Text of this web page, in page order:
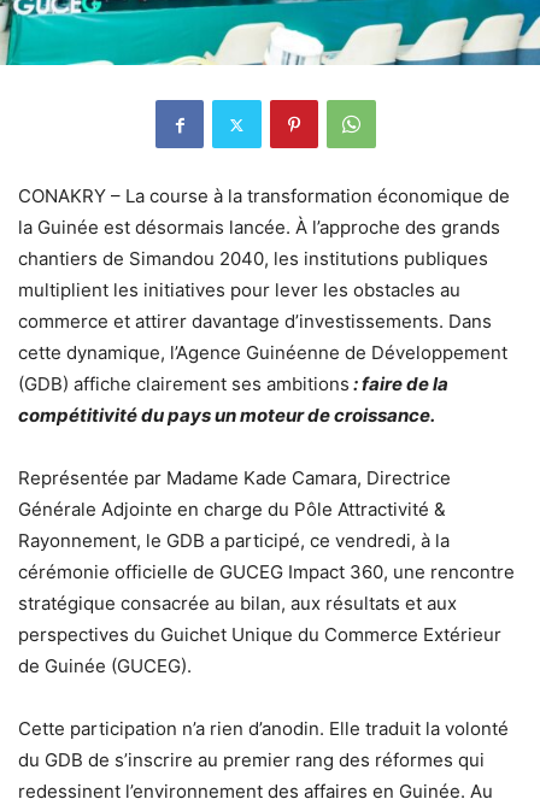
CONAKRY – La course à la transformation économique de
la Guinée est désormais lancée. À l’approche des grands
chantiers de Simandou 2040, les institutions publiques
multiplient les initiatives pour lever les obstacles au
commerce et attirer davantage d’investissements. Dans
cette dynamique, l’Agence Guinéenne de Développement
(GDB) affiche clairement ses ambitions : faire de la
compétitivité du pays un moteur de croissance.
Représentée par Madame Kade Camara, Directrice
Générale Adjointe en charge du Pôle Attractivité &
Rayonnement, le GDB a participé, ce vendredi, à la
cérémonie officielle de GUCEG Impact 360, une rencontre
stratégique consacrée au bilan, aux résultats et aux
perspectives du Guichet Unique du Commerce Extérieur
de Guinée (GUCEG).
Cette participation n’a rien d’anodin. Elle traduit la volonté
du GDB de s’inscrire au premier rang des réformes qui
redessinent l’environnement des affaires en Guinée. Au